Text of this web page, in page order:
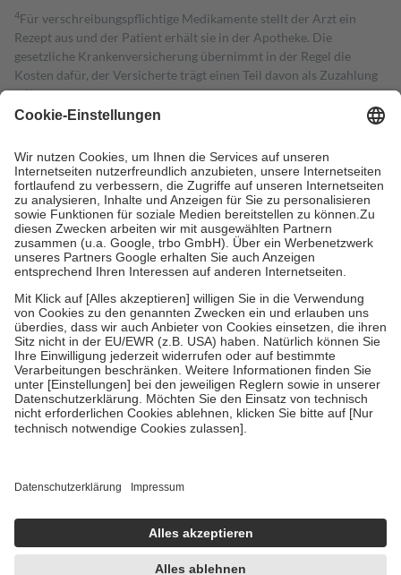
4Für verschreibungspflichtige Medikamente stellt der Arzt ein
Rezept aus und der Patient erhält sie in der Apotheke. Die
gesetzliche Krankenversicherung übernimmt in der Regel die
Kosten dafür, der Versicherte trägt einen Teil davon als Zuzahlung
mit.
Grundsätzlich leisten Mitglieder Zuzahlungen in Höhe von zehn
höchstens zehn Euro.
Es sind jedoch nie mehr als die tatsächlichen
Kosten der Leistung zu entrichten.
Diese Regeln gelten grundsätzlich auch für Online-Apotheken.
Bei Heilmitteln und häuslicher Krankenpflege beträgt die
Zuzahlung zehn Prozent der Kosten sowie zehn Euro je
Verordnung.
Um das Engagement der Versicherten für ihre eigene Gesundheit zu
stärken und die besondere Stellung der Familie zu unterstützen,
fallenkeine Zuzahlungenan bei:
• Kindern und Jugendlichen bis zum vollendeten 18. Lebensjahr
mit Ausnahme der Fahrkosten
• Untersuchungen zur Vorsorge und Früherkennung, die von der
GKV getragen werden
• empfohlenen Schutzimpfungen
• Harn- und Blutteststreifen
getroffen, um sicherzustellen, dass es sich um echte Bewertungen
https://help.etrusted.com/hc/de/articles/4419944605341
Einige Bilder und Inhalte wurden unter Zuhilfenahme künstlicher